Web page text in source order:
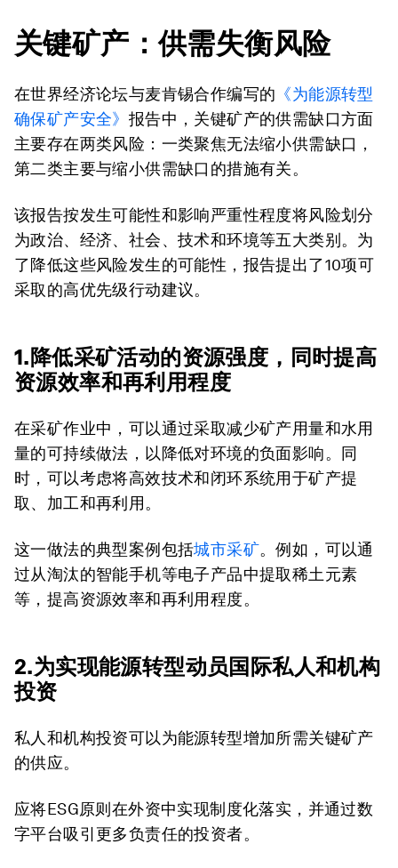
关键矿产：供需失衡风险
在世界经济论坛与麦肯锡合作编写的 《为能源转型
确保矿产安全》 报告中，关键矿产的供需缺口方面
主要存在两类风险：一类聚焦无法缩小供需缺口，
第二类主要与缩小供需缺口的措施有关。
该报告按发生可能性和影响严重性程度将风险划分
为政治、经济、社会、技术和环境等五大类别。为
了降低这些风险发生的可能性，报告提出了10项可
采取的高优先级行动建议。
1.降低采矿活动的资源强度，同时提高
资源效率和再利用程度
在采矿作业中，可以通过采取减少矿产用量和水用
量的可持续做法，以降低对环境的负面影响。同
时，可以考虑将高效技术和闭环系统用于矿产提
取、加工和再利用。
这一做法的典型案例包括城市采矿。例如，可以通
过从淘汰的智能手机等电子产品中提取稀土元素
等，提高资源效率和再利用程度。
2.为实现能源转型动员国际私人和机构
投资
私人和机构投资可以为能源转型增加所需关键矿产
的供应。
应将ESG原则在外资中实现制度化落实，并通过数
字平台吸引更多负责任的投资者。